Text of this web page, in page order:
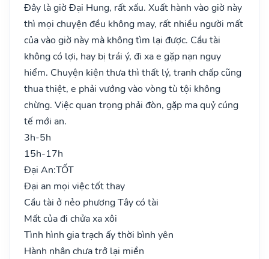
Đây là giờ Đại Hung, rất xấu. Xuất hành vào giờ này
thì mọi chuyện đều không may, rất nhiều người mất
của vào giờ này mà không tìm lại được. Cầu tài
không có lợi, hay bị trái ý, đi xa e gặp nạn nguy
hiểm. Chuyện kiện thưa thì thất lý, tranh chấp cũng
thua thiệt, e phải vướng vào vòng tù tội không
chừng. Việc quan trọng phải đòn, gặp ma quỷ cúng
tế mới an.
3h-5h
15h-17h
Đại An:TỐT
Đại an mọi việc tốt thay
Cầu tài ở nẻo phương Tây có tài
Mất của đi chửa xa xôi
Tình hình gia trạch ấy thời bình yên
Hành nhân chưa trở lại miền